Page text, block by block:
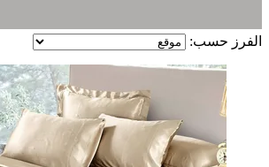
الفرز حسب: